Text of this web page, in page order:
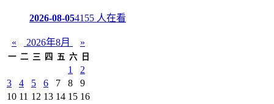
2026-08-054155 人在看
« 2026年8月 »
一 二 三 四 五 六 日
1
2
3
4 5 6 7 8
9
10 11 12 13 14 15 16